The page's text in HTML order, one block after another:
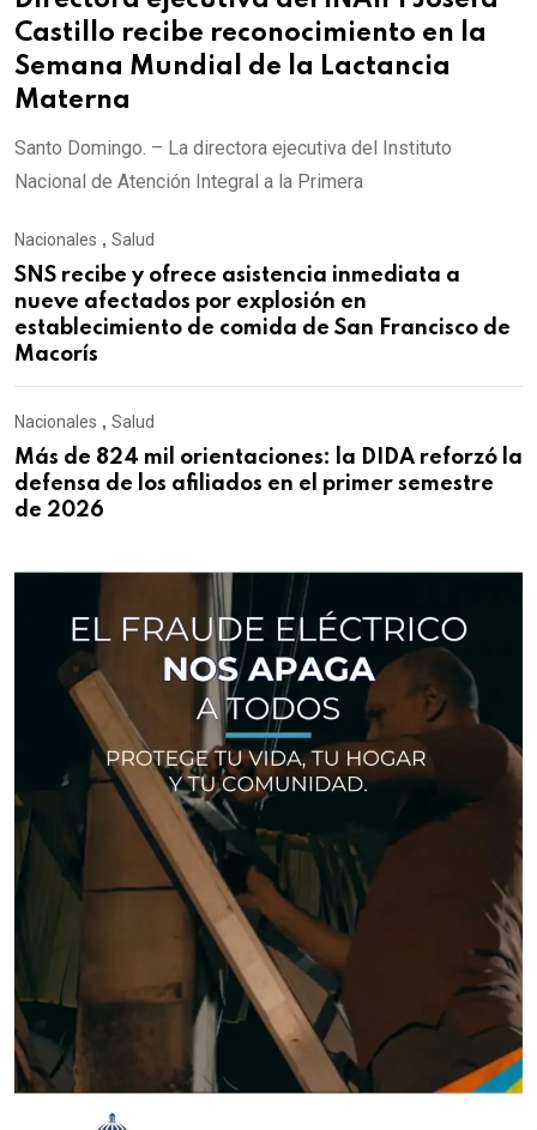
Castillo recibe reconocimiento en la
Semana Mundial de la Lactancia
Materna
Santo Domingo. – La directora ejecutiva del Instituto
Nacional de Atención Integral a la Primera
Nacionales , Salud
SNS recibe y ofrece asistencia inmediata a
nueve afectados por explosión en
establecimiento de comida de San Francisco de
Macorís
Nacionales , Salud
Más de 824 mil orientaciones: la DIDA reforzó la
defensa de los afiliados en el primer semestre
de 2026